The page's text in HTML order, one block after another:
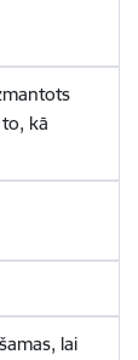
kā
lai